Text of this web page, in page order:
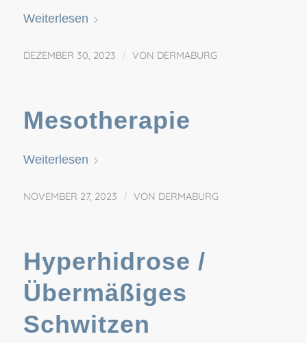
Weiterlesen
DEZEMBER 30, 2023 / VON DERMABURG
Mesotherapie
Weiterlesen
NOVEMBER 27, 2023 / VON DERMABURG
Hyperhidrose /
Übermäßiges
Schwitzen